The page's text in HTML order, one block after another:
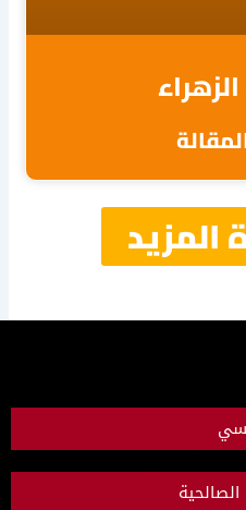
الصالحية